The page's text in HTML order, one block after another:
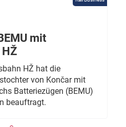
mit
HŽ hat die
von Končar mit
Batteriezügen (BEMU)
beauftragt.